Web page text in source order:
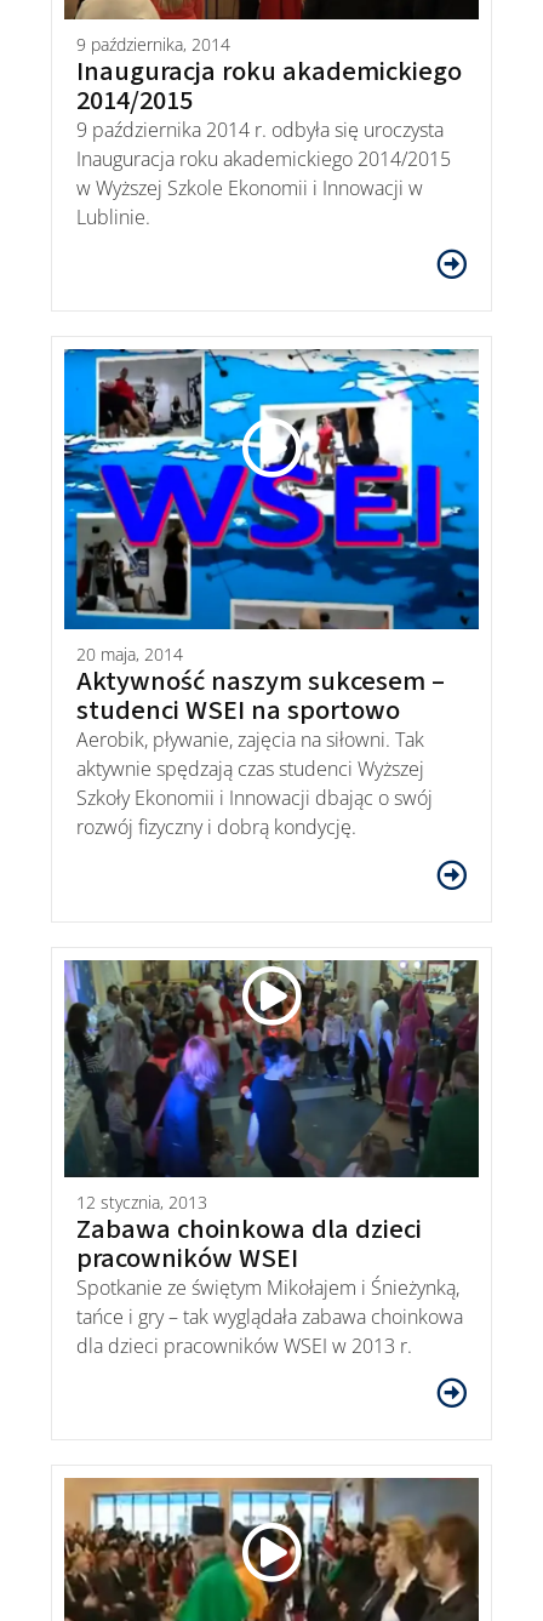
9 października, 2014
Inauguracja roku akademickiego
2014/2015
9 października 2014 r. odbyła się uroczysta
Inauguracja roku akademickiego 2014/2015
w Wyższej Szkole Ekonomii i Innowacji w
Lublinie.
20 maja, 2014
Aktywność naszym sukcesem –
studenci WSEI na sportowo
Aerobik, pływanie, zajęcia na siłowni. Tak
aktywnie spędzają czas studenci Wyższej
Szkoły Ekonomii i Innowacji dbając o swój
rozwój fizyczny i dobrą kondycję.
12 stycznia, 2013
Zabawa choinkowa dla dzieci
pracowników WSEI
Spotkanie ze świętym Mikołajem i Śnieżynką,
tańce i gry – tak wyglądała zabawa choinkowa
dla dzieci pracowników WSEI w 2013 r.